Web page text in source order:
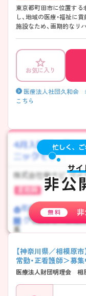
東京都町田市に位置する
し、地域の医療・福祉に
施設なため、画期的なリ
お気に入り
医療法人社団久和会
こちら
【神奈川県／相模原
常勤・正看護師＞募集
医療法人財団明理会 相